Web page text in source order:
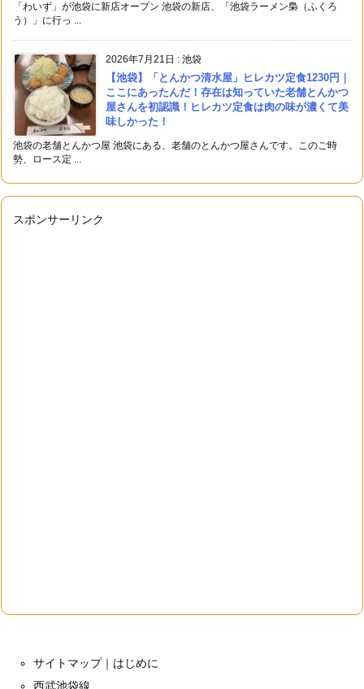
「わいず」が池袋に新店オープン 池袋の新店、「池袋ラーメン梟（ふくろ
う）」に行っ ...
2026年7月21日 : 池袋
【池袋】「とんかつ清水屋」ヒレカツ定食1230円｜
ここにあったんだ！存在は知っていた老舗とんかつ
屋さんを初認識！ヒレカツ定食は肉の味が濃くて美
味しかった！
池袋の老舗とんかつ屋 池袋にある、老舗のとんかつ屋さんです。このご時
勢、ロース定 ...
スポンサーリンク
サイトマップ｜はじめに
西武池袋線